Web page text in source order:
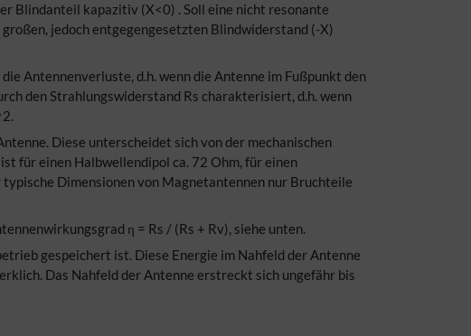
Blindanteil kapazitiv (X<0) . Soll eine nicht resonante
jedoch entgegengesetzten Blindwiderstand (-X)
Antennenverluste, d.h. wenn die Antenne im Fußpunkt den
den Strahlungswiderstand Rs charakterisiert, d.h. wenn
Diese unterscheidet sich von der mechanischen
für einen Halbwellendipol ca. 72 Ohm, für einen
Dimensionen von Magnetantennen nur Bruchteile
η = Rs / (Rs + Rv), siehe unten.
gespeichert ist. Diese Energie im Nahfeld der Antenne
Das Nahfeld der Antenne erstreckt sich ungefähr bis